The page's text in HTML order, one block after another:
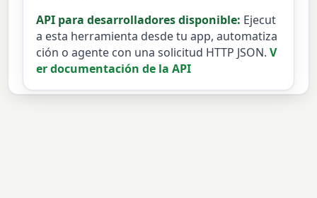
API para desarrolladores disponible: Ejecut
a esta herramienta desde tu app, automatiza
ción o agente con una solicitud HTTP JSON. V
er documentación de la API